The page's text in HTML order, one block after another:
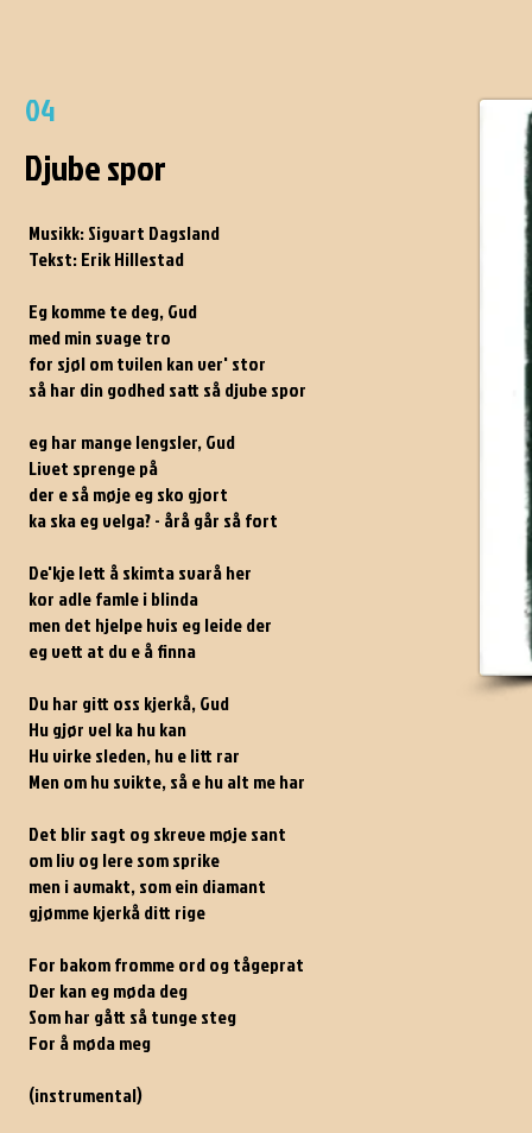
04
Djube spor
Musikk: Sigvart Dagsland
Tekst: Erik Hillestad
Eg komme te deg, Gud
med min svage tro
for sjøl om tvilen kan ver' stor
så har din godhed satt så djube spor
eg har mange lengsler, Gud
Livet sprenge på
der e så møje eg sko gjort
ka ska eg velga? - årå går så fort
De'kje lett å skimta svarå her
kor adle famle i blinda
men det hjelpe hvis eg leide der
eg vett at du e å finna
Du har gitt oss kjerkå, Gud
Hu gjør vel ka hu kan
Hu virke sleden, hu e litt rar
Men om hu svikte, så e hu alt me har
Det blir sagt og skreve møje sant
om liv og lere som sprike
men i avmakt, som ein diamant
gjømme kjerkå ditt rige
For bakom fromme ord og tågeprat
Der kan eg møda deg
Som har gått så tunge steg
For å møda meg
(instrumental)